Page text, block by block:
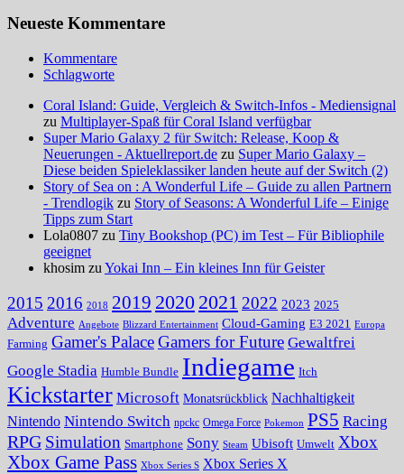
Neueste Kommentare
Kommentare
Schlagworte
Coral Island: Guide, Vergleich & Switch-Infos - Mediensignal
zu Multiplayer-Spaß für Coral Island verfügbar
Super Mario Galaxy 2 für Switch: Release, Koop &
Neuerungen - Aktuellreport.de zu Super Mario Galaxy –
Diese beiden Spieleklassiker landen heute auf der Switch (2)
Story of Sea on : A Wonderful Life – Guide zu allen Partnern
- Trendlogik zu Story of Seasons: A Wonderful Life – Einige
Tipps zum Start
Lola0807 zu Tiny Bookshop (PC) im Test – Für Bibliophile
geeignet
khosim zu Yokai Inn – Ein kleines Inn für Geister
2015 2016 2018 2019 2020 2021 2022 2023 2025
Adventure Angebote Blizzard Entertainment Cloud-Gaming E3 2021 Europa
Farming Gamer's PalaceGamers for Future Gewaltfrei
Google Stadia Humble Bundle Indiegame Itch
Kickstarter Microsoft Monatsrückblick Nachhaltigkeit
Nintendo Nintendo Switch npckc Omega Force Pokemon PS5 Racing
RPG Simulation Smartphone Sony Steam Ubisoft Umwelt Xbox
Xbox Game Pass Xbox Series S Xbox Series X